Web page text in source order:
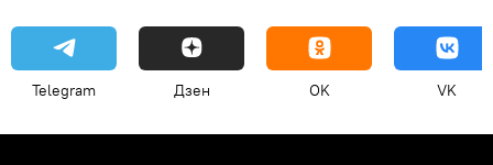
Telegram Дзен OK VK